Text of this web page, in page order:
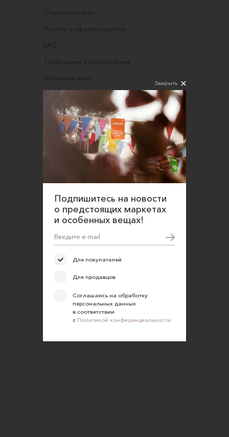
Открыть магазин
Участие в офлайн-маркете
FAQ
Требования к фотографиям
Обратная связь
Соглашение об оказании услуг
Правила сайта
Оферта для продавцов
Оферта для покупателей
Политика конфиденциальности
Согласие на обработку персональных данных
Закрыть
Подпишитесь на новости
о предстоящих маркетах
и особенных вещах!
Для покупателей
Для продавцов
Соглашаюсь на обработку
персональных данных
в соответствии
с Политикой конфиденциальности